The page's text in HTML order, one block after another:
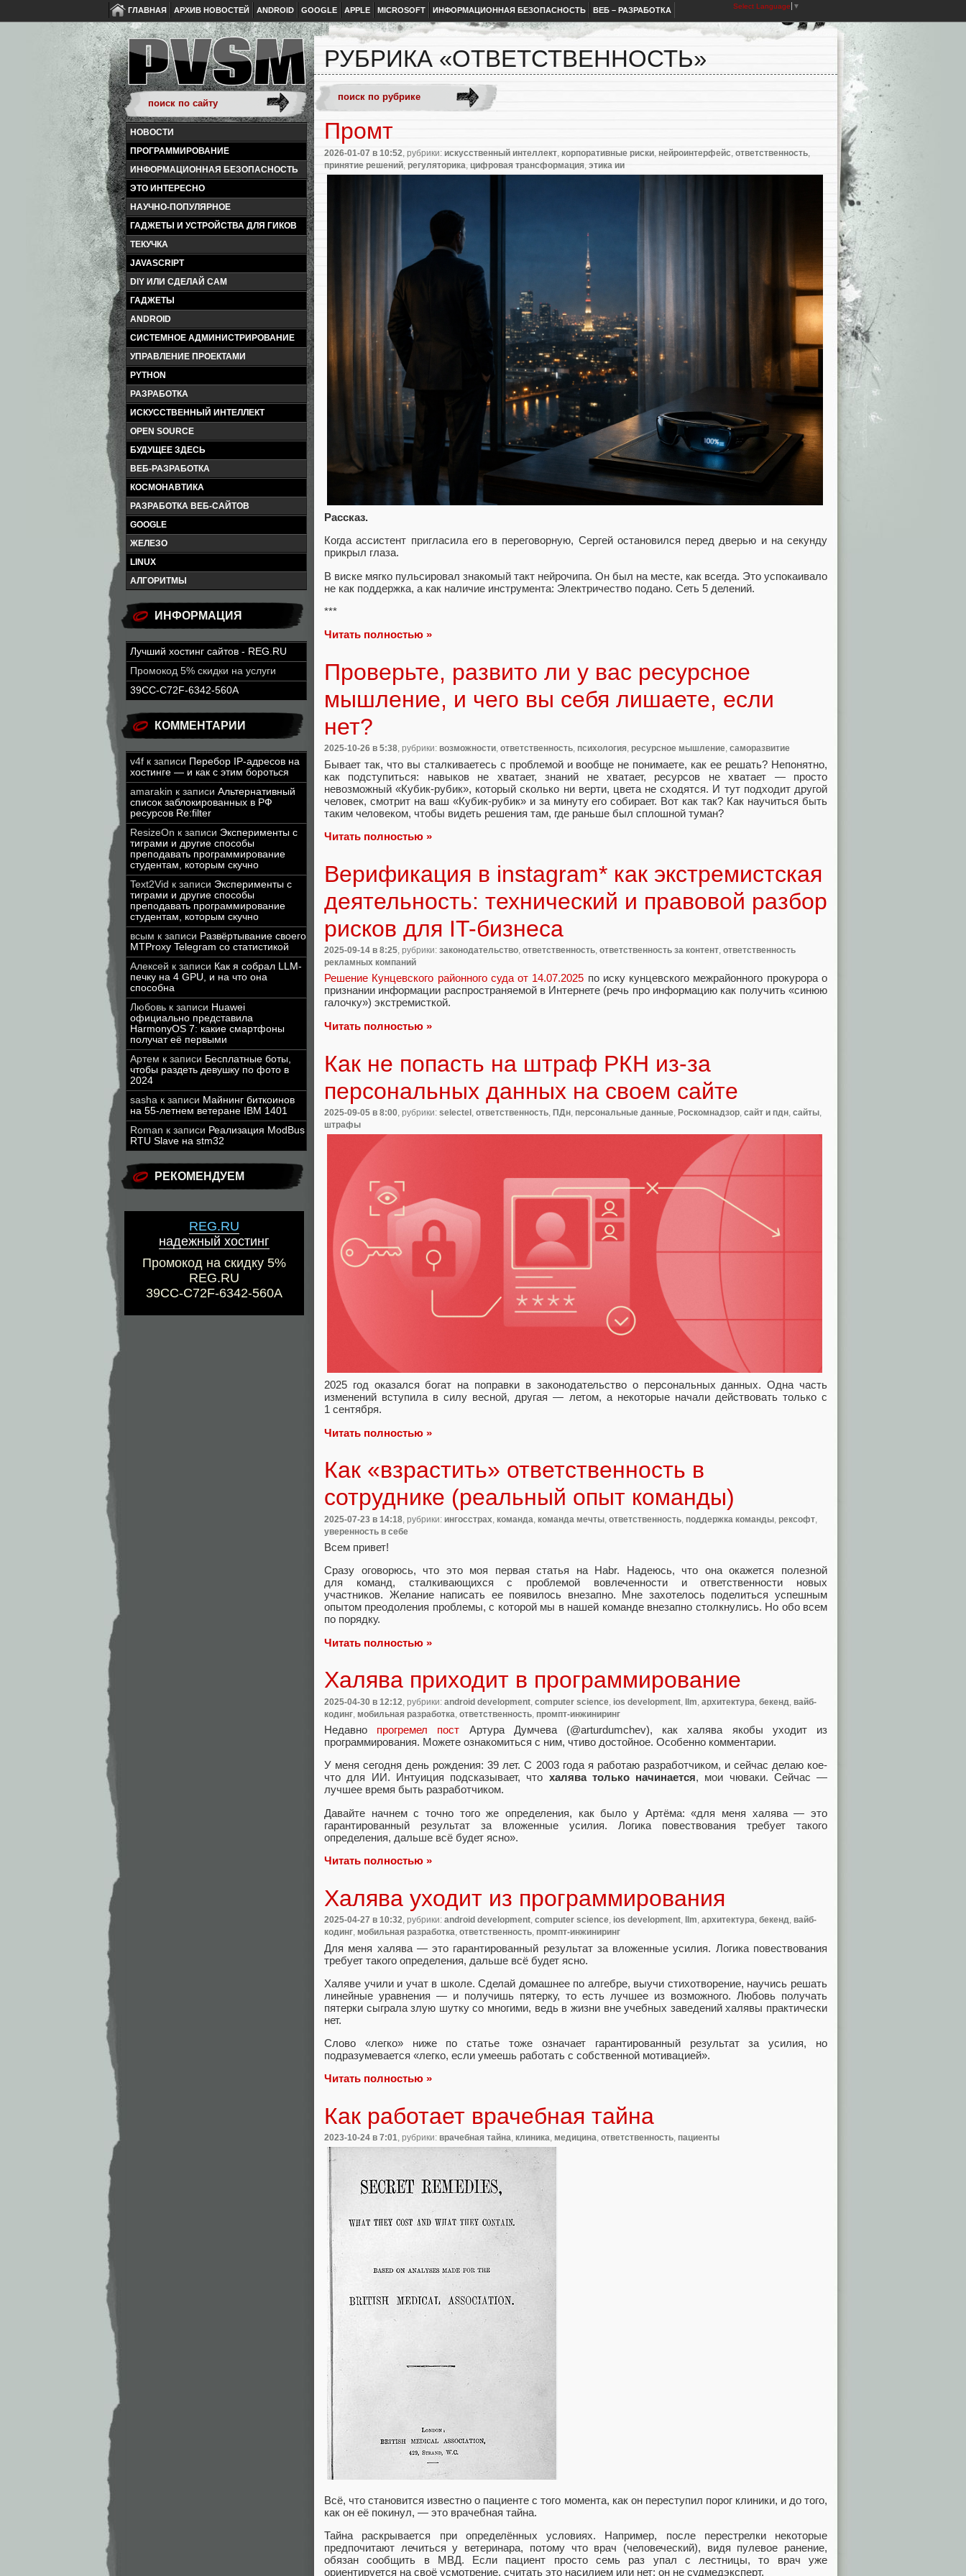
ГЛАВНАЯ АРХИВ НОВОСТЕЙ ANDROID GOOGLE APPLE MICROSOFT ИНФОРМАЦИОННАЯ БЕЗОПАСНОСТЬ ВЕБ – РАЗРАБОТКА Select Language ▼
НОВОСТИ
ПРОГРАММИРОВАНИЕ
ИНФОРМАЦИОННАЯ БЕЗОПАСНОСТЬ
ЭТО ИНТЕРЕСНО
НАУЧНО-ПОПУЛЯРНОЕ
ГАДЖЕТЫ И УСТРОЙСТВА ДЛЯ ГИКОВ
ТЕКУЧКА
JAVASCRIPT
DIY ИЛИ СДЕЛАЙ САМ
ГАДЖЕТЫ
ANDROID
СИСТЕМНОЕ АДМИНИСТРИРОВАНИЕ
УПРАВЛЕНИЕ ПРОЕКТАМИ
PYTHON
РАЗРАБОТКА
ИСКУССТВЕННЫЙ ИНТЕЛЛЕКТ
OPEN SOURCE
БУДУЩЕЕ ЗДЕСЬ
ВЕБ-РАЗРАБОТКА
КОСМОНАВТИКА
РАЗРАБОТКА ВЕБ-САЙТОВ
GOOGLE
ЖЕЛЕЗО
LINUX
АЛГОРИТМЫ
ИНФОРМАЦИЯ
Лучший хостинг сайтов - REG.RU
Промокод 5% скидки на услуги
39CC-C72F-6342-560A
КОММЕНТАРИИ
v4f к записи Перебор IP-адресов на
хостинге — и как с этим бороться
amarakin к записи Альтернативный
список заблокированных в РФ
ресурсов Re:filter
ResizeOn к записи Эксперименты с
тиграми и другие способы
преподавать программирование
студентам, которым скучно
Text2Vid к записи Эксперименты с
тиграми и другие способы
преподавать программирование
студентам, которым скучно
всым к записи Развёртывание своего
MTProxy Telegram со статистикой
Алексей к записи Как я собрал LLM-
печку на 4 GPU, и на что она
способна
Любовь к записи Huawei
официально представила
HarmonyOS 7: какие смартфоны
получат её первыми
Артем к записи Бесплатные боты,
чтобы раздеть девушку по фото в
2024
sasha к записи Майнинг биткоинов
на 55-летнем ветеране IBM 1401
Roman к записи Реализация ModBus
RTU Slave на stm32
РЕКОМЕНДУЕМ
REG.RU
надежный хостинг
Промокод на скидку 5%
REG.RU
39CC-C72F-6342-560A
РУБРИКА «ОТВЕТСТВЕННОСТЬ»
Промт
2026-01-07 в 10:52 , рубрики: искусственный интеллект корпоративные риски нейроинтерфейс ответственность
принятие решений регуляторика цифровая трансформация этика ии
Рассказ.
Когда ассистент пригласила его в переговорную, Сергей остановился перед дверью и на секунду
прикрыл глаза.
В виске мягко пульсировал знакомый такт нейрочипа. Он был на месте, как всегда. Это успокаивало
не как поддержка, а как наличие инструмента: Электричество подано. Сеть 5 делений.
***
Читать полностью »
Проверьте, развито ли у вас ресурсное
мышление, и чего вы себя лишаете, если
нет?
2025-10-26 в 5:38, рубрики: возможности, ответственность, психология, ресурсное мышление, саморазвитие
Бывает так, что вы сталкиваетесь с проблемой и вообще не понимаете, как ее решать? Непонятно,
как подступиться: навыков не хватает, знаний не хватает, ресурсов не хватает — просто
невозможный «Кубик-рубик», который сколько ни верти, цвета не сходятся. И тут подходит другой
человек, смотрит на ваш «Кубик-рубик» и за минуту его собирает. Вот как так? Как научиться быть
таким человеком, чтобы видеть решения там, где раньше был сплошной туман?
Читать полностью »
Верификация в instagram* как экстремистская
деятельность: технический и правовой разбор
рисков для IT-бизнеса
2025-09-14 в 8:25, рубрики: законодательство, ответственность, ответственность за контент, ответственность
рекламных компаний
Решение Кунцевского районного суда от 14.07.2025 по иску кунцевского межрайонного прокурора о
признании информации распространяемой в Интернете (речь про информацию как получить «синюю
галочку») экстремисткой.
Читать полностью »
Как не попасть на штраф РКН из-за
персональных данных на своем сайте
2025-09-05 в 8:00 , рубрики: selectel ответственность ПДн персональные данные Роскомнадзор сайт и пдн сайты
штрафы
2025 год оказался богат на поправки в законодательство о персональных данных. Одна часть
изменений вступила в силу весной, другая — летом, а некоторые начали действовать только с
1 сентября.
Читать полностью »
Как «взрастить» ответственность в
сотруднике (реальный опыт команды)
2025-07-23 в 14:18 , рубрики: ингосстрах команда команда мечты ответственность поддержка команды рексофт
уверенность в себе
Всем привет!
Сразу оговорюсь, что это моя первая статья на Habr. Надеюсь, что она окажется полезной
для команд, сталкивающихся с проблемой вовлеченности и ответственности новых
участников. Желание написать ее появилось внезапно. Мне захотелось поделиться успешным
опытом преодоления проблемы, с которой мы в нашей команде внезапно столкнулись. Но обо всем
по порядку.
Читать полностью »
Халява приходит в программирование
2025-04-30 в 12:12 , рубрики: android development computer science ios development llm архитектура бекенд вайб-
кодинг мобильная разработка ответственность промпт-инжиниринг
Недавно прогремел пост Артура Думчева (@arturdumchev), как халява якобы уходит из
программирования. Можете ознакомиться с ним, чтиво достойное. Особенно комментарии.
У меня сегодня день рождения: 39 лет. С 2003 года я работаю разработчиком, и сейчас делаю кое-
что для ИИ. Интуиция подсказывает, что халява только начинается, мои чюваки. Сейчас —
лучшее время быть разработчиком.
Давайте начнем с точно того же определения, как было у Артёма: «для меня халява — это
гарантированный результат за вложенные усилия. Логика повествования требует такого
определения, дальше всё будет ясно».
Читать полностью »
Халява уходит из программирования
2025-04-27 в 10:32, рубрики: android development, computer science, ios development, llm, архитектура, бекенд, вайб-
кодинг, мобильная разработка, ответственность, промпт-инжиниринг
Для меня халява — это гарантированный результат за вложенные усилия. Логика повествования
требует такого определения, дальше всё будет ясно.
Халяве учили и учат в школе. Сделай домашнее по алгебре, выучи стихотворение, научись решать
линейные уравнения — и получишь пятерку, то есть лучшее из возможного. Любовь получать
пятерки сыграла злую шутку со многими, ведь в жизни вне учебных заведений халявы практически
нет.
Слово «легко» ниже по статье тоже означает гарантированный результат за усилия, но
подразумевается «легко, если умеешь работать с собственной мотивацией».
Читать полностью »
Как работает врачебная тайна
2023-10-24 в 7:01, рубрики: врачебная тайна, клиника, медицина, ответственность, пациенты
Всё, что становится известно о пациенте с того момента, как он переступил порог клиники, и до того,
как он её покинул, — это врачебная тайна.
Тайна раскрывается при определённых условиях. Например, после перестрелки некоторые
предпочитают лечиться у ветеринара, потому что врач (человеческий), видя пулевое ранение,
обязан сообщить в МВД. Если пациент просто семь раз упал с лестницы, то врач уже
ориентируется на своё усмотрение, считать это насилием или нет: он не судмедэксперт.